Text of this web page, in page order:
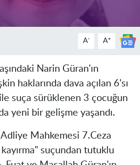
A- A+
Narin Güran'ın
haklarında dava açılan 6'sı
suça sürüklenen 3 çocuğun
yeni bir gelişme yaşandı.
Adliye Mahkemesi 7.Ceza
suçundan tutuklu